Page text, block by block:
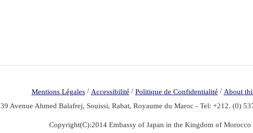
Mentions Légales / Accessibilité / Politique de Confidentialité / About
39 Avenue Ahmed Balafrej, Souissi, Rabat, Royaume du Maroc - Tel: +212. (0)
Copyright(C):2014 Embassy of Japan in the Kingdom of Morocco